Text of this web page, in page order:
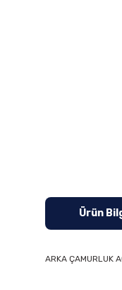
Ürün
ARKA ÇAMURLUK